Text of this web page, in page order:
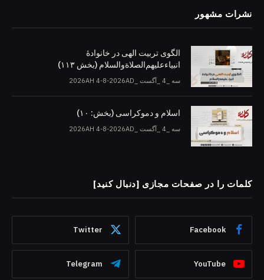
نشرات مشهور
الگوی تربیت الهی در خانوادۀ
انبیاءعلیهم‌الصلاةو‌السلام (بخش ۱۱۳)
سه _4 _آگست _2026AH 4-8-2026AD
اسلام و دموکراسی (بخش: ۱۰)
سه _4 _آگست _2026AH 4-8-2026AD
کلمات را در صفحات مجازی [دنبال کنید]
Facebook
Twitter
YouTube
Telegram